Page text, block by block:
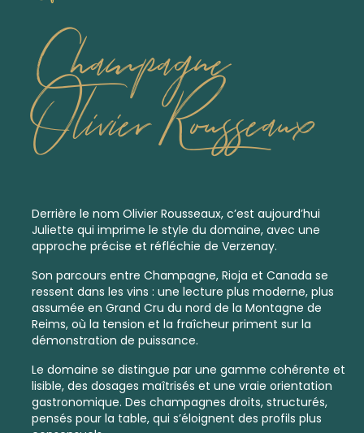
Champagne
Olivier Rousseaux
Derrière le nom Olivier Rousseaux, c’est aujourd’hui
Juliette qui imprime le style du domaine, avec une
approche précise et réfléchie de Verzenay.
Son parcours entre Champagne, Rioja et Canada se
ressent dans les vins : une lecture plus moderne, plus
assumée en Grand Cru du nord de la Montagne de
Reims, où la tension et la fraîcheur priment sur la
démonstration de puissance.
Le domaine se distingue par une gamme cohérente et
lisible, des dosages maîtrisés et une vraie orientation
gastronomique. Des champagnes droits, structurés,
pensés pour la table, qui s’éloignent des profils plus